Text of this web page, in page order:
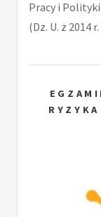
Pracy i Polityki
(Dz. U. z 2014